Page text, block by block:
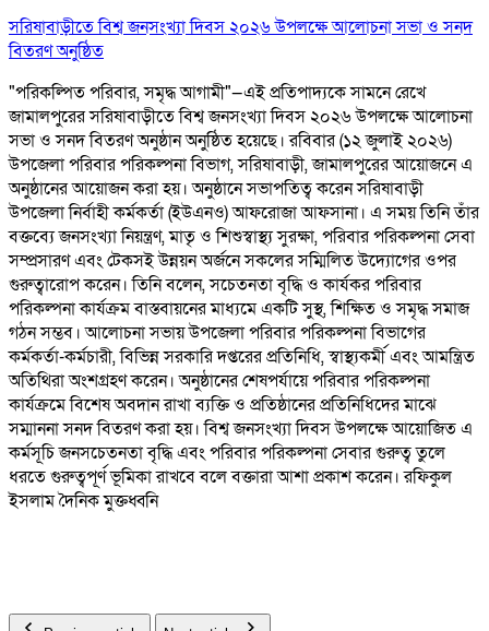
সরিষাবাড়ীতে বিশ্ব জনসংখ্যা দিবস ২০২৬ উপলক্ষে আলোচনা সভা ও সনদ
বিতরণ অনুষ্ঠিত
"পরিকল্পিত পরিবার, সমৃদ্ধ আগামী"—এই প্রতিপাদ্যকে সামনে রেখে
জামালপুরের সরিষাবাড়ীতে বিশ্ব জনসংখ্যা দিবস ২০২৬ উপলক্ষে আলোচনা
সভা ও সনদ বিতরণ অনুষ্ঠান অনুষ্ঠিত হয়েছে। রবিবার (১২ জুলাই ২০২৬)
উপজেলা পরিবার পরিকল্পনা বিভাগ, সরিষাবাড়ী, জামালপুরের আয়োজনে এ
অনুষ্ঠানের আয়োজন করা হয়। অনুষ্ঠানে সভাপতিত্ব করেন সরিষাবাড়ী
উপজেলা নির্বাহী কর্মকর্তা (ইউএনও) আফরোজা আফসানা। এ সময় তিনি তাঁর
বক্তব্যে জনসংখ্যা নিয়ন্ত্রণ, মাতৃ ও শিশুস্বাস্থ্য সুরক্ষা, পরিবার পরিকল্পনা সেবা
সম্প্রসারণ এবং টেকসই উন্নয়ন অর্জনে সকলের সম্মিলিত উদ্যোগের ওপর
গুরুত্বারোপ করেন। তিনি বলেন, সচেতনতা বৃদ্ধি ও কার্যকর পরিবার
পরিকল্পনা কার্যক্রম বাস্তবায়নের মাধ্যমে একটি সুস্থ, শিক্ষিত ও সমৃদ্ধ সমাজ
গঠন সম্ভব। আলোচনা সভায় উপজেলা পরিবার পরিকল্পনা বিভাগের
কর্মকর্তা-কর্মচারী, বিভিন্ন সরকারি দপ্তরের প্রতিনিধি, স্বাস্থ্যকর্মী এবং আমন্ত্রিত
অতিথিরা অংশগ্রহণ করেন। অনুষ্ঠানের শেষপর্যায়ে পরিবার পরিকল্পনা
কার্যক্রমে বিশেষ অবদান রাখা ব্যক্তি ও প্রতিষ্ঠানের প্রতিনিধিদের মাঝে
সম্মাননা সনদ বিতরণ করা হয়। বিশ্ব জনসংখ্যা দিবস উপলক্ষে আয়োজিত এ
কর্মসূচি জনসচেতনতা বৃদ্ধি এবং পরিবার পরিকল্পনা সেবার গুরুত্ব তুলে
ধরতে গুরুত্বপূর্ণ ভূমিকা রাখবে বলে বক্তারা আশা প্রকাশ করেন। রফিকুল
ইসলাম দৈনিক মুক্তধ্বনি